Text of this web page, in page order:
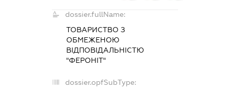
dossier.fullName:
ТОВАРИСТВО З
ОБМЕЖЕНОЮ
ВІДПОВІДАЛЬНІСТЮ
"ФЕРОНІТ"
dossier.opfSubType: